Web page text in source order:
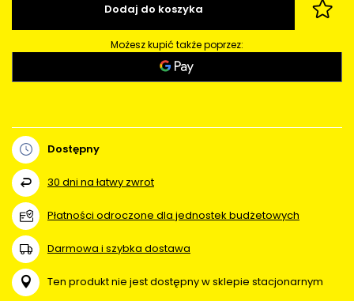
Dodaj do koszyka
Możesz kupić także poprzez:
Dostępny
30 dni na łatwy zwrot
Płatności odroczone dla jednostek budżetowych
Darmowa i szybka dostawa
Ten produkt nie jest dostępny w sklepie stacjonarnym